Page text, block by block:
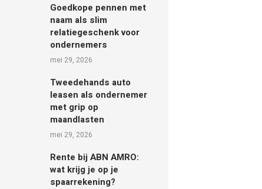
Goedkope pennen met
naam als slim
relatiegeschenk voor
ondernemers
mei 29, 2026
Tweedehands auto
leasen als ondernemer
met grip op
maandlasten
mei 29, 2026
Rente bij ABN AMRO:
wat krijg je op je
spaarrekening?